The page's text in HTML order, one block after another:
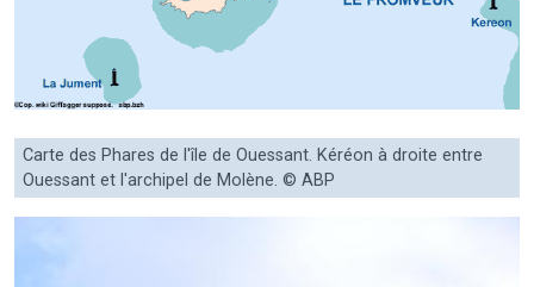
Carte des Phares de l'île de Ouessant. Kéréon à droite entre
Ouessant et l'archipel de Molène. © ABP